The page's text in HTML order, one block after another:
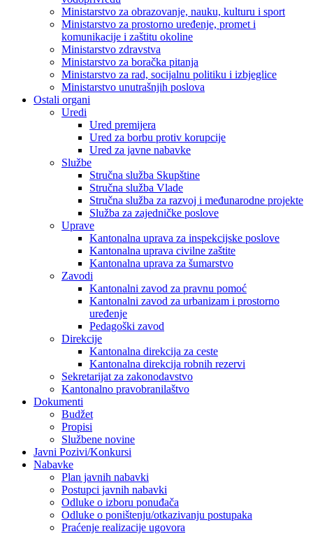
Ministarstvo za obrazovanje, nauku, kulturu i sport
Ministarstvo za prostorno uređenje, promet i
komunikacije i zaštitu okoline
Ministarstvo zdravstva
Ministarstvo za boračka pitanja
Ministarstvo za rad, socijalnu politiku i izbjeglice
Ministarstvo unutrašnjih poslova
Ostali organi
Uredi
Ured premijera
Ured za borbu protiv korupcije
Ured za javne nabavke
Službe
Stručna služba Skupštine
Stručna služba Vlade
Stručna služba za razvoj i međunarodne projekte
Služba za zajedničke poslove
Uprave
Kantonalna uprava za inspekcijske poslove
Kantonalna uprava civilne zaštite
Kantonalna uprava za šumarstvo
Zavodi
Kantonalni zavod za pravnu pomoć
Kantonalni zavod za urbanizam i prostorno
uređenje
Pedagoški zavod
Direkcije
Kantonalna direkcija za ceste
Kantonalna direkcija robnih rezervi
Sekretarijat za zakonodavstvo
Kantonalno pravobranilaštvo
Dokumenti
Budžet
Propisi
Službene novine
Javni Pozivi/Konkursi
Nabavke
Plan javnih nabavki
Postupci javnih nabavki
Odluke o izboru ponuđača
Odluke o poništenju/otkazivanju postupaka
Praćenje realizacije ugovora